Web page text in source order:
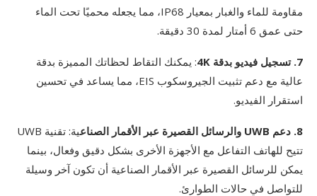
مقاومة للماء والغبار بمعيار IP68، مما يجعله محميًا تحت الماء
حتى عمق 6 أمتار لمدة 30 دقيقة.
7. تسجيل فيديو بدقة 4K
: يمكنك التقاط لحظاتك المميزة بدقة
عالية مع دعم تثبيت الجيروسكوب EIS، مما يساعد في تحسين
استقرار الفيديو.
8. دعم UWB والرسائل القصيرة عبر الأقمار الصناع
ية: تقنية UWB
تتيح للهاتف التفاعل مع الأجهزة الأخرى بشكل دقيق وفعال، بينما
يمكن للرسائل القصيرة عبر الأقمار الصناعية أن تكون آخر وسيلة
للتواصل في حالات الطوارئ.